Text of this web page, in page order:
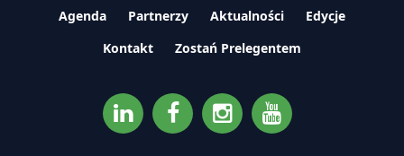
Agenda Partnerzy Aktualności
Edycje
Kontakt
Zostań Prelegentem